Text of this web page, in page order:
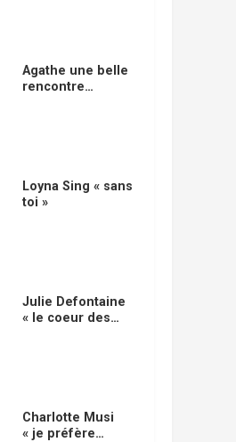
Agathe une belle
rencontre
Loyna Sing « sans
toi »
Julie Defontaine
« le coeur des
Charlotte Musi
« je préfère